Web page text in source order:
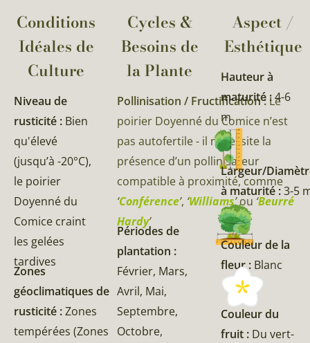
Conditions
Idéales de
Culture
Niveau de
rusticité : Bien
qu'élevé
(jusqu’à -20°C),
le poirier
Doyenné du
Comice craint
les gelées
tardives
Zones
géoclimatiques de
rusticité :Zones
tempérées (Zones
Cycles &
Besoins de
la Plante​
Pollinisation / Fructification : Le
poirier Doyenné du Comice n’est
pas autofertile - il nécessite la
présence d’un pollinisateur
compatible à proximité, comme
‘Conférence’, ‘Williams’ou ‘Beurré
Hardy’
Périodes de
plantation :
Février, Mars,
Avril, Mai,
Septembre,
Octobre,
Aspect /
Esthétique
Hauteur à
maturité :4-6
m
Largeur/
à maturité :3-5
Couleur de la
fleur : Blanc
Couleur du
fruit : Du vert-